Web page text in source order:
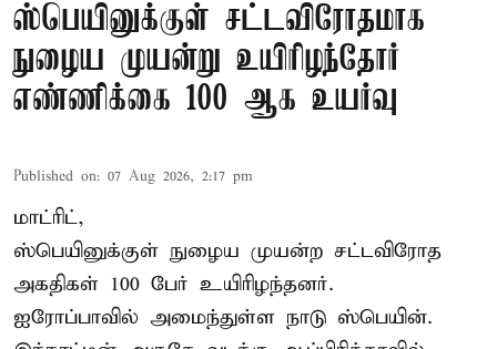
ஸ்பெயினுக்குள் சட்டவிரோதமாக
நுழைய முயன்று உயிரிழந்தோர்
எண்ணிக்கை 100 ஆக உயர்வு
Published on: 07 Aug 2026, 2:17 pm
மாட்ரிட்,
ஸ்பெயினுக்குள் நுழைய முயன்ற சட்டவிரோத
அகதிகள் 100 பேர் உயிரிழந்தனர்.
ஐரோப்பாவில் அமைந்துள்ள நாடு ஸ்பெயின்.